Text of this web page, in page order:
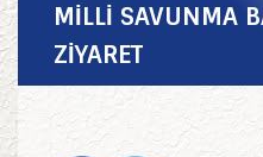
MİLLİ SAVUNMA
ZİYARET